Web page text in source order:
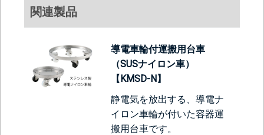
関連製品
導電車輪付運搬用台車
（SUSナイロン車）
【KMSD-N】
静電気を放出する、導電ナ
イロン車輪が付いた容器運
搬用台車です。